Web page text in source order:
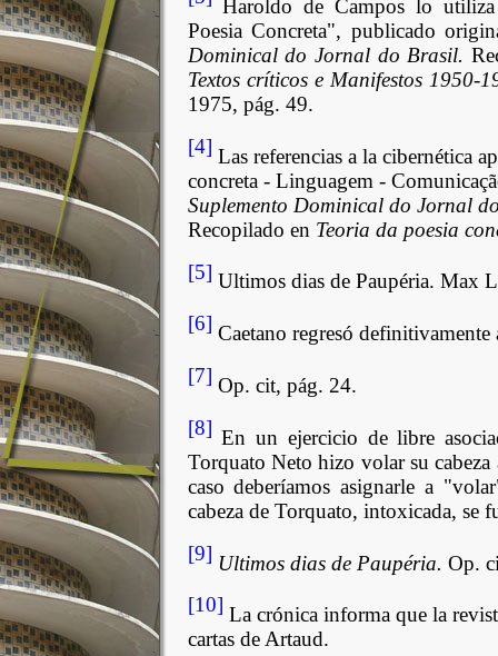
Haroldo de Campos lo
Poesia Concreta", publicado
Dominical do Jornal do Brasil.
Textos críticos e Manifestos 1950-
1975, pág. 49.
[4] Las referencias a la cibernética
concreta - Linguagem -
Suplemento Dominical do Jornal
Recopilado en Teoria da poesia
[5] Ultimos dias de Paupéria. Max
[6] Caetano regresó
[7] Op. cit, pág. 24.
[8] En un ejercicio de libre
Torquato Neto hizo volar su cabeza
caso deberíamos asignarle a
cabeza de Torquato, intoxicada, se
[9] Ultimos dias de Paupéria. Op.
[10] La crónica informa que la
cartas de Artaud.